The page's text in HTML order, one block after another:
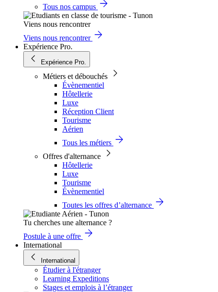
Tous nos campus
Viens nous rencontrer
Viens nous rencontrer
Expérience Pro.
Expérience Pro.
Métiers et débouchés
Évènementiel
Hôtellerie
Luxe
Réception Client
Tourisme
Aérien
Tous les métiers
Offres d'alternance
Hôtellerie
Luxe
Tourisme
Évènementiel
Toutes les offres d’alternance
Tu cherches une alternance ?
Postule à une offre
International
International
Étudier à l'étranger
Learning Expeditions
Stages et emplois à l’étranger